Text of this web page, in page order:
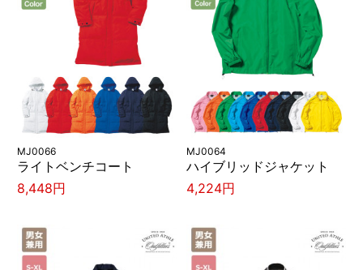
MJ0066
ライトベンチコート
8,448円
MJ0064
ハイブリッドジャケット
4,224円